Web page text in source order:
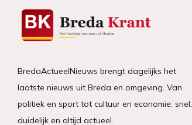
BredaActueelNieuws brengt dagelijks het
laatste nieuws uit Breda en omgeving. Van
politiek en sport tot cultuur en economie: snel,
duidelijk en altijd actueel.